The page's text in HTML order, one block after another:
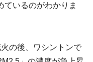
ているのがわかりま
の後、ワシントンで